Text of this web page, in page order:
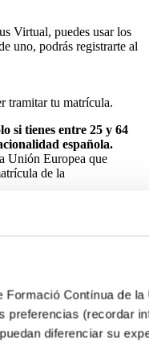
Formació Contínua de
preferencias (recordar
diferenciar su
Virtual, puedes usar los
uno, podrás registrarte al
tramitar tu matrícula.
si tienes entre 25 y 64
española.
Unión Europea que
de la